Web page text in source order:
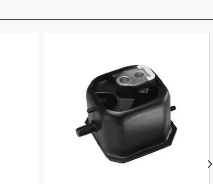
1.6 8V EA111 GASOLINA (2001 -
1.6 8V EA111 GASOLINA